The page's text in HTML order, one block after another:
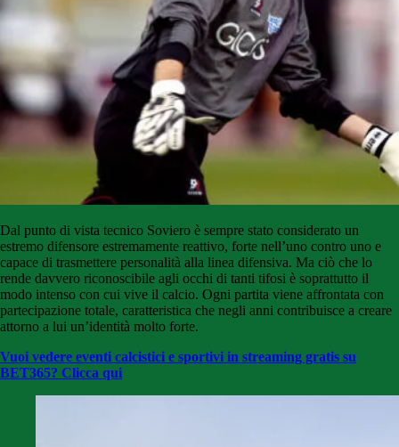
Dal punto di vista tecnico Soviero è sempre stato considerato un
estremo difensore estremamente reattivo, forte nell’uno contro uno e
capace di trasmettere personalità alla linea difensiva. Ma ciò che lo
rende davvero riconoscibile agli occhi di tanti tifosi è soprattutto il
modo intenso con cui vive il calcio. Ogni partita viene affrontata con
partecipazione totale, caratteristica che negli anni contribuisce a creare
attorno a lui un’identità molto forte.
Vuoi vedere eventi calcistici e sportivi in streaming gratis su
BET365? Clicca qui